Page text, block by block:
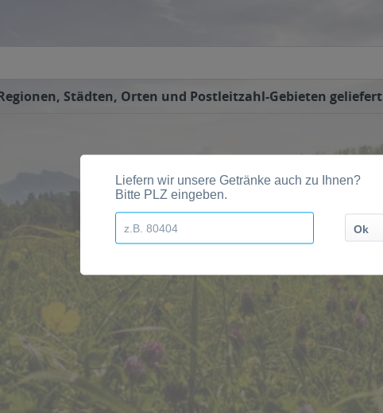
Städten, Orten und Postleitzahl-Gebieten geliefert